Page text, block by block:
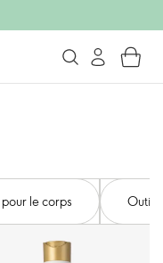
le corps Outils